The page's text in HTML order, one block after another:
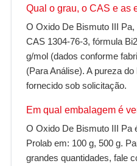
Qual o grau, o CAS e as
O Oxido De Bismuto III
CAS 1304-76-3, fórmula
g/mol (dados conforme
(Para Análise). A pureza
fornecido sob solicitação.
Em qual embalagem é
O Oxido De Bismuto III Pa
Prolab em: 100 g, 500 g.
grandes quantidades, fale